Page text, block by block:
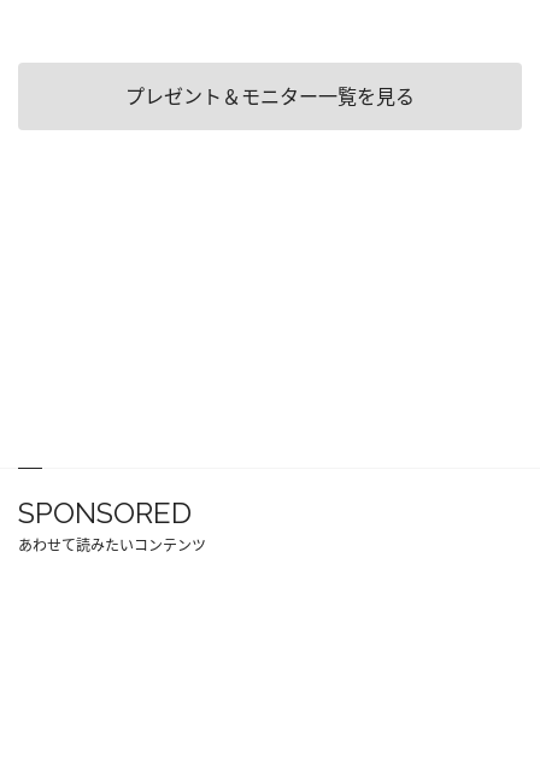
プレゼント＆モニター一覧を見る
SPONSORED
あわせて読みたいコンテンツ